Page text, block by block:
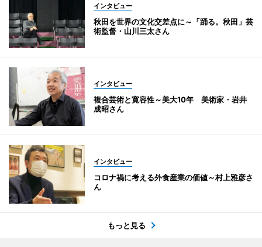
インタビュー
秋田を世界の文化交差点に～「踊る。秋田」芸
術監督・山川三太さん
インタビュー
複合芸術と寛容性～美大10年 美術家・岩井
成昭さん
インタビュー
コロナ禍に考える外食産業の価値～村上雅彦さ
ん
もっと見る